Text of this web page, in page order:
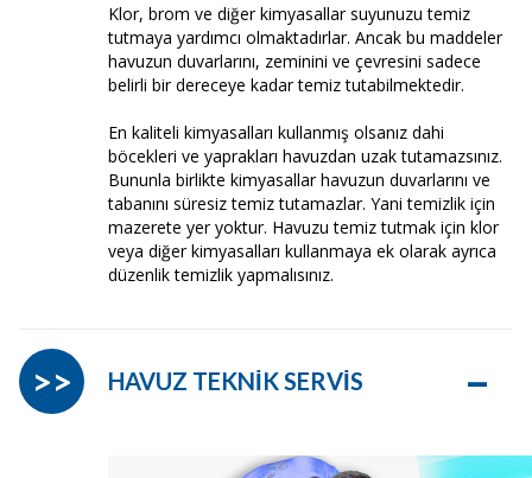
Klor, brom ve diğer kimyasallar suyunuzu temiz
tutmaya yardımcı olmaktadırlar. Ancak bu maddeler
havuzun duvarlarını, zeminini ve çevresini sadece
belirli bir dereceye kadar temiz tutabilmektedir.
En kaliteli kimyasalları kullanmış olsanız dahi
böcekleri ve yaprakları havuzdan uzak tutamazsınız.
Bununla birlikte kimyasallar havuzun duvarlarını ve
tabanını süresiz temiz tutamazlar. Yani temizlik için
mazerete yer yoktur. Havuzu temiz tutmak için klor
veya diğer kimyasalları kullanmaya ek olarak ayrıca
düzenlik temizlik yapmalısınız.
HAVUZ TEKNİK SERVİS –
>>